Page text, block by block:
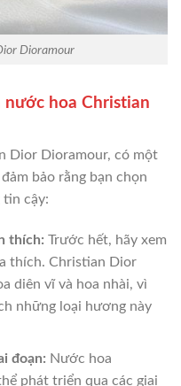
Dioramour
nước hoa Christian
Dior Dioramour, có một
bảo rằng bạn chọn
tin cậy:
thích: Trước hết, hãy xem
thích. Christian Dior
diên vĩ và hoa nhài, vì
những loại hương này
đoạn: Nước hoa
phát triển qua các giai